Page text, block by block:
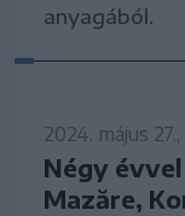
anyagából.
2024. május
Négy
Mazăre,